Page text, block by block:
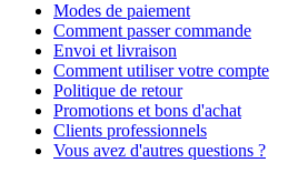
Modes de paiement
Comment passer commande
Envoi et livraison
Comment utiliser votre compte
Politique de retour
Promotions et bons d'achat
Clients professionnels
Vous avez d'autres questions ?